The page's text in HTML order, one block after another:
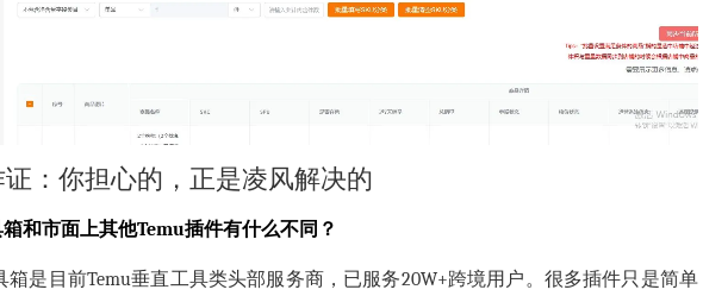
：你担心的，正是凌风解决的
箱和市面上其他Temu插件有什么不同？
箱是目前Temu垂直工具类头部服务商，已服务20W+跨境用户。很多插件只是简单